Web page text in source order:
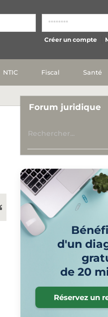
Créer un compte
NTIC Fiscal Santé
Forum juridique
d'un
de 20
Réservez un